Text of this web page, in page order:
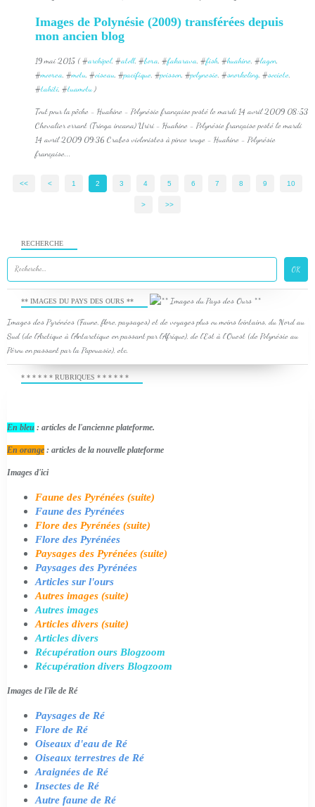
Images de Polynésie (2009) transférées depuis
mon ancien blog
19 mai 2015 ( #archipel, #atoll, #bora, #fakarava, #fish, #huahine, #lagon,
#moorea, #motu, #oiseau, #pacifique, #poisson, #polynesie, #snorkeling, #societe,
#tahiti, #tuamotu)
Tout pour la pêche - Huahine - Polynésie française posté le mardi 14 avril 2009 08:53
Chevalier errant (Tringa incana) Uriri - Huahine - Polynésie française posté le mardi
14 avril 2009 09:36 Crabes violonistes à pince rouge - Huahine - Polynésie
française...
<< < 1 2 3 4 5 6 7 8 9 10
> >>
RECHERCHE
** IMAGES DU PAYS DES OURS **
Images des Pyrénées (Faune, flore, paysages) et de voyages plus ou moins lointains, du Nord au
Sud (de l'Arctique à l'Antarctique en passant par l'Afrique), de l'Est à l'Ouest (de Polynésie au
Pérou en passant par la Papouasie), etc.
* * * * * * RUBRIQUES * * * * * *
En bleu : articles de l'ancienne plateforme.
En orange : articles de la nouvelle plateforme
Images d'ici
Faune des Pyrénées (suite)
Faune des Pyrénées
Flore des Pyrénées (suite)
Flore des Pyrénées
Paysages des Pyrénées (suite)
Paysages des Pyrénées
Articles sur l'ours
Autres images (suite)
Autres images
Articles divers (suite)
Articles divers
Récupération ours Blogzoom
Récupération divers Blogzoom
Images de l'île de Ré
Paysages de Ré
Flore de Ré
Oiseaux d'eau de Ré
Oiseaux terrestres de Ré
Araignées de Ré
Insectes de Ré
Autre faune de Ré